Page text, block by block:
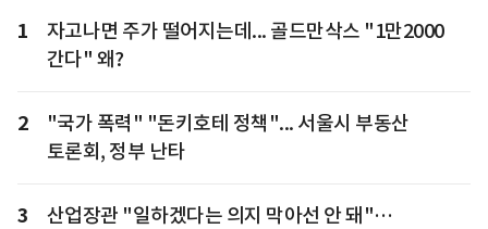
1
자고나면 주가 떨어지는데... 골드만삭스 "1만2000
간다" 왜?
2
"국가 폭력" "돈키호테 정책"... 서울시 부동산
토론회, 정부 난타
3
산업장관 "일하겠다는 의지 막아선 안 돼"…